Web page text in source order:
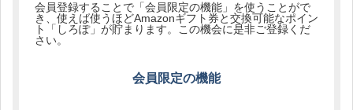
会員登録することで「会員限定の機能」を使うことがで
き、使えば使うほどAmazonギフト券と交換可能なポイン
ト「しろぽ」が貯まります。この機会に是非ご登録くだ
さい。
会員限定の機能